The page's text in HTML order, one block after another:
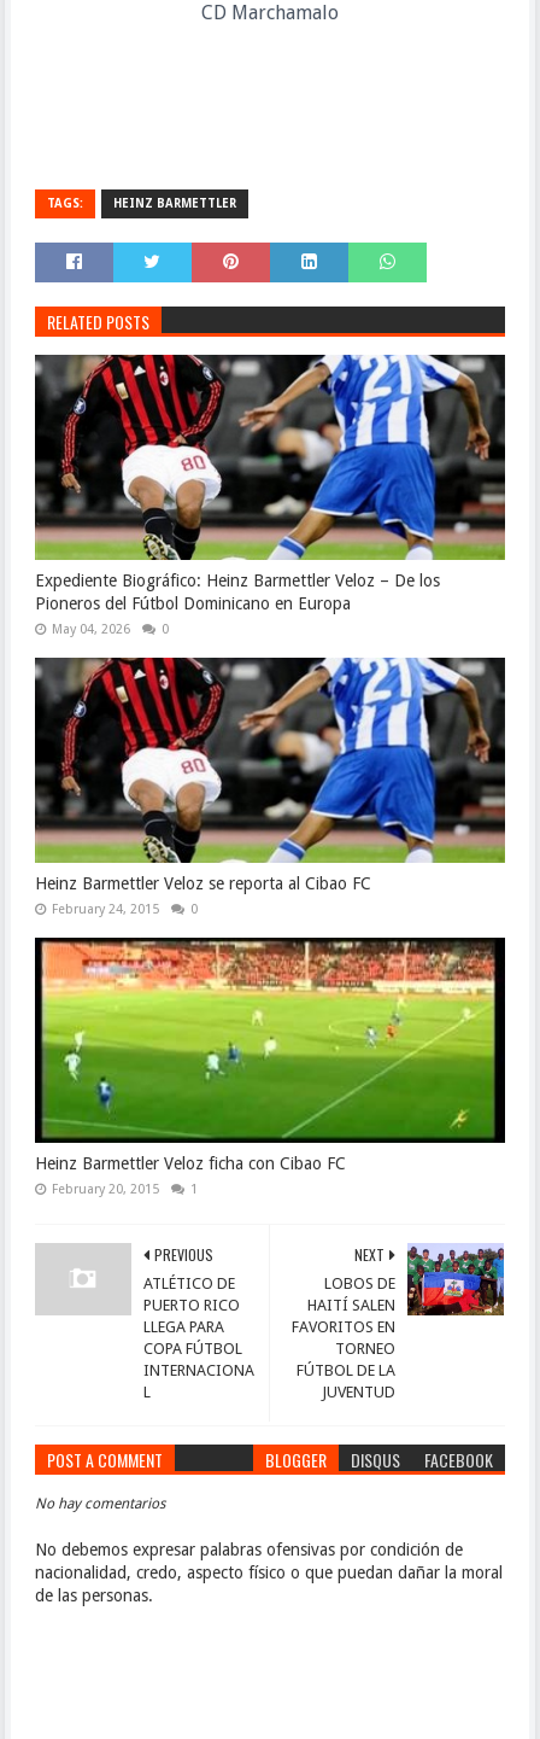
CD Marchamalo
TAGS: HEINZ BARMETTLER
RELATED POSTS
Expediente Biográfico: Heinz Barmettler Veloz – De los
Pioneros del Fútbol Dominicano en Europa
May 04, 2026 0
Heinz Barmettler Veloz se reporta al Cibao FC
February 24, 2015 0
Heinz Barmettler Veloz ficha con Cibao FC
February 20, 2015 1
NEXT
LOBOS DE
HAITÍ SALEN
FAVORITOS EN
TORNEO
FÚTBOL DE LA
JUVENTUD
PREVIOUS
ATLÉTICO DE
PUERTO RICO
LLEGA PARA
COPA FÚTBOL
INTERNACIONA
L
POST A COMMENT BLOGGER DISQUS FACEBOOK
No hay comentarios
No debemos expresar palabras ofensivas por condición de
nacionalidad, credo, aspecto físico o que puedan dañar la moral
de las personas.